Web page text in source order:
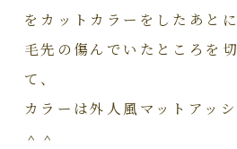
をカットカラーをしたあと
毛先の傷んでいたところを
て、
カラーは外人風マットアッ
＾＾